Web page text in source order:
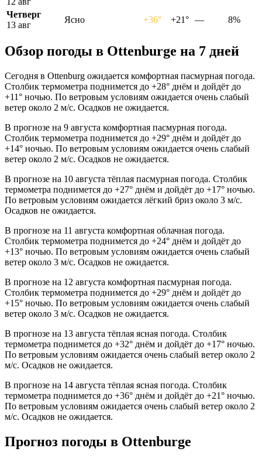
Четверг
13 авг
Ясно +36° +21° — 8%
Обзор погоды в Ottenburgе на 7 дней
Сегодня в Ottenburg ожидается комфортная пасмурная погода.
Столбик термометра поднимется до +28° днём и дойдёт до
+11° ночью. По ветровым условиям ожидается очень слабый
ветер около 2 м/с. Осадков не ожидается.
В прогнозе на 9 августа комфортная пасмурная погода.
Столбик термометра поднимется до +29° днём и дойдёт до
+14° ночью. По ветровым условиям ожидается очень слабый
ветер около 2 м/с. Осадков не ожидается.
В прогнозе на 10 августа тёплая пасмурная погода. Столбик
термометра поднимется до +27° днём и дойдёт до +17° ночью.
По ветровым условиям ожидается лёгкий бриз около 3 м/с.
Осадков не ожидается.
В прогнозе на 11 августа комфортная облачная погода.
Столбик термометра поднимется до +24° днём и дойдёт до
+13° ночью. По ветровым условиям ожидается очень слабый
ветер около 3 м/с. Осадков не ожидается.
В прогнозе на 12 августа комфортная пасмурная погода.
Столбик термометра поднимется до +29° днём и дойдёт до
+15° ночью. По ветровым условиям ожидается очень слабый
ветер около 3 м/с. Осадков не ожидается.
В прогнозе на 13 августа тёплая ясная погода. Столбик
термометра поднимется до +32° днём и дойдёт до +17° ночью.
По ветровым условиям ожидается очень слабый ветер около 2
м/с. Осадков не ожидается.
В прогнозе на 14 августа тёплая ясная погода. Столбик
термометра поднимется до +36° днём и дойдёт до +21° ночью.
По ветровым условиям ожидается очень слабый ветер около 2
м/с. Осадков не ожидается.
Прогноз погоды в Ottenburgе